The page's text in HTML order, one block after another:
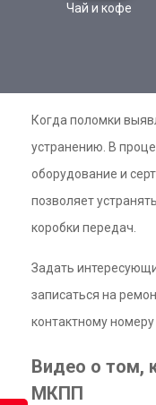
Чай и кофе
Когда поломки
устранению. В
оборудование и
позволяет
коробки передач.
Задать
записаться на
контактному
Видео о том,
МКПП